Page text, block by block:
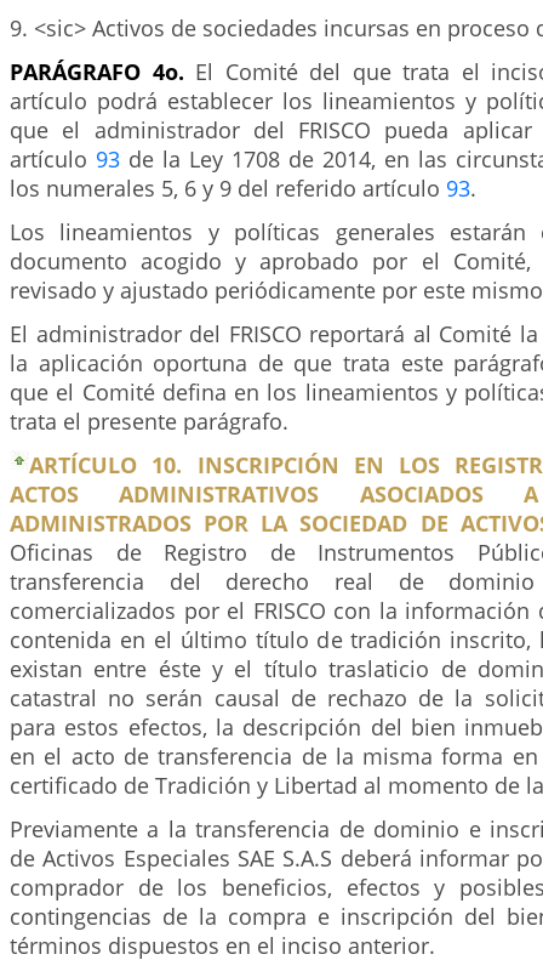
9. <sic> Activos de sociedades incursas en
PARÁGRAFO 4o. El Comité del que trata el
artículo podrá establecer los lineamientos y
que el administrador del FRISCO pueda
artículo 93 de la Ley 1708 de 2014, en las
los numerales 5, 6 y 9 del referido artículo 93.
Los lineamientos y políticas generales
documento acogido y aprobado por el
revisado y ajustado periódicamente por este
El administrador del FRISCO reportará al Comité
la aplicación oportuna de que trata este
que el Comité defina en los lineamientos y
trata el presente parágrafo.
ARTÍCULO 10. INSCRIPCIÓN EN LOS
ACTOS ADMINISTRATIVOS
ADMINISTRADOS POR LA SOCIEDAD DE
Oficinas de Registro de Instrumentos
transferencia del derecho real de
comercializados por el FRISCO con la
contenida en el último título de tradición inscrito,
existan entre éste y el título traslaticio de
catastral no serán causal de rechazo de la
para estos efectos, la descripción del bien
en el acto de transferencia de la misma forma
certificado de Tradición y Libertad al momento de
Previamente a la transferencia de dominio e
de Activos Especiales SAE S.A.S deberá informar
comprador de los beneficios, efectos y
contingencias de la compra e inscripción del
términos dispuestos en el inciso anterior.